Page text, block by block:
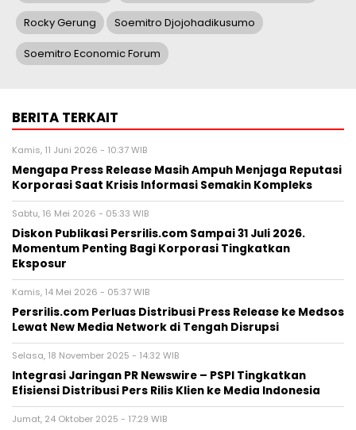
Rocky Gerung Soemitro Djojohadikusumo
Soemitro Economic Forum
BERITA TERKAIT
Kamis, 11 Juni 2026 - 10:37 WIB
Mengapa Press Release Masih Ampuh Menjaga Reputasi
Korporasi Saat Krisis Informasi Semakin Kompleks
Sabtu, 16 Mei 2026 - 05:33 WIB
Diskon Publikasi Persrilis.com Sampai 31 Juli 2026.
Momentum Penting Bagi Korporasi Tingkatkan
Eksposur
Kamis, 14 Mei 2026 - 05:37 WIB
Persrilis.com Perluas Distribusi Press Release ke Medsos
Lewat New Media Network di Tengah Disrupsi
Selasa, 18 November 2025 - 14:32 WIB
Integrasi Jaringan PR Newswire – PSPI Tingkatkan
Efisiensi Distribusi Pers Rilis Klien ke Media Indonesia
Jumat, 24 Oktober 2025 - 17:29 WIB